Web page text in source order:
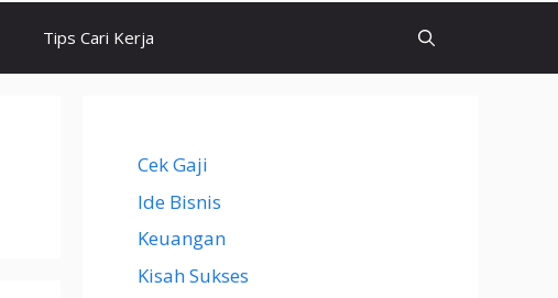
Tips Cari Kerja
Cek Gaji
Ide Bisnis
Keuangan
Kisah Sukses